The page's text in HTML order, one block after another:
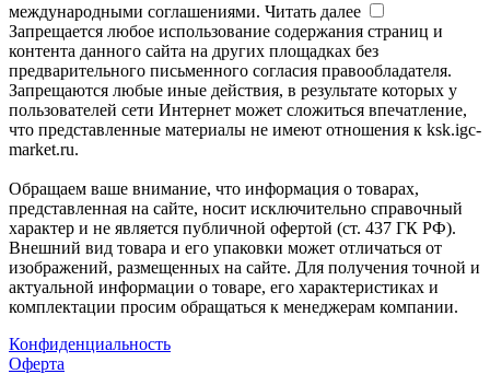
международными соглашениями. Читать далее
Запрещается любое использование содержания страниц и
контента данного сайта на других площадках без
предварительного письменного согласия правообладателя.
Запрещаются любые иные действия, в результате которых у
пользователей сети Интернет может сложиться впечатление,
что представленные материалы не имеют отношения к ksk.igc-
market.ru.
Обращаем ваше внимание, что информация о товарах,
представленная на сайте, носит исключительно справочный
характер и не является публичной офертой (ст. 437 ГК РФ).
Внешний вид товара и его упаковки может отличаться от
изображений, размещенных на сайте. Для получения точной и
актуальной информации о товаре, его характеристиках и
комплектации просим обращаться к менеджерам компании.
Конфиденциальность
Оферта